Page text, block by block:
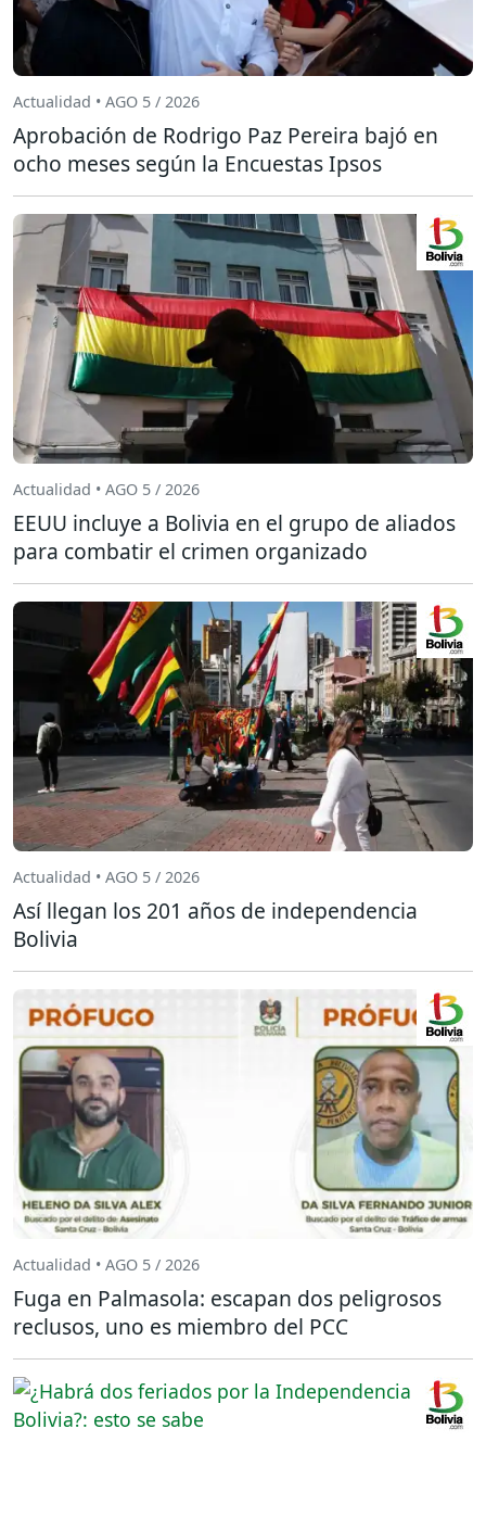
Actualidad • AGO 5 / 2026
Aprobación de Rodrigo Paz Pereira bajó en
ocho meses según la Encuestas Ipsos
Actualidad • AGO 5 / 2026
EEUU incluye a Bolivia en el grupo de aliados
para combatir el crimen organizado
Actualidad • AGO 5 / 2026
Así llegan los 201 años de independencia
Bolivia
Actualidad • AGO 5 / 2026
Fuga en Palmasola: escapan dos peligrosos
reclusos, uno es miembro del PCC